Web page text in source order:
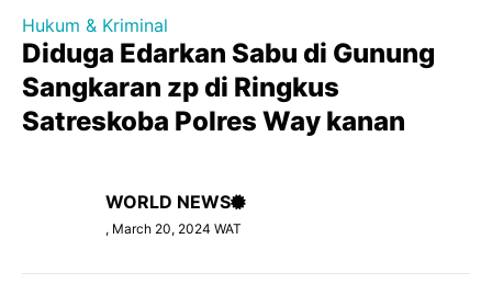
Hukum & Kriminal
Diduga Edarkan Sabu di Gunung
Sangkaran zp di Ringkus
Satreskoba Polres Way kanan
WORLD NEWS
, March 20, 2024 WAT